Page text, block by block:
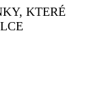
KTERÉ